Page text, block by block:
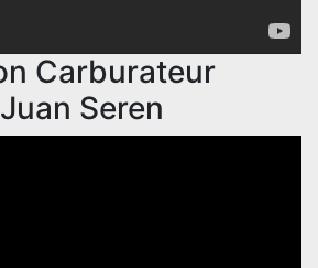
Carburateur
Seren